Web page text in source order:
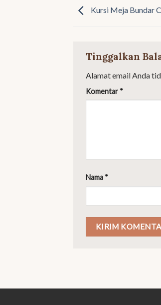
Kursi Meja Bundar
Tinggalkan
Alamat email Anda
Komentar *
Nama *